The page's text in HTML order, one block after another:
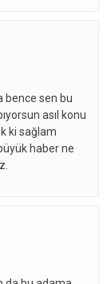
bence sen bu
asıl konu
ki sağlam
haber ne